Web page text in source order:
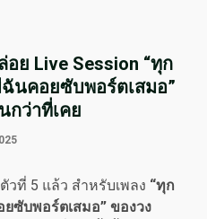
อย Live Session “ทุก
นคอยซับพอร์ตเสมอ”
กว่าที่เคย
วที่ 5 แล้ว สำหรับเพลง “ทุก
ซับพอร์ตเสมอ” ของวง